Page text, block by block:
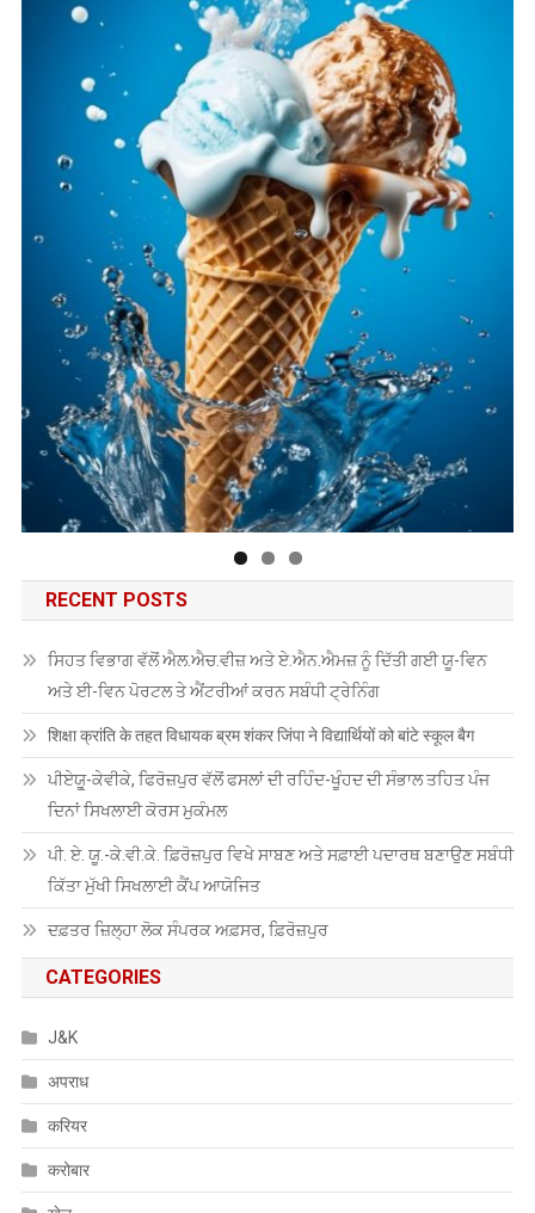
RECENT POSTS
ਸਿਹਤ ਵਿਭਾਗ ਵੱਲੋਂ ਐਲ.ਐਚ.ਵੀਜ਼ ਅਤੇ ਏ.ਐਨ.ਐਮਜ਼ ਨੂੰ ਦਿੱਤੀ ਗਈ ਯੂ-ਵਿਨ
ਅਤੇ ਈ-ਵਿਨ ਪੋਰਟਲ ਤੇ ਐਂਟਰੀਆਂ ਕਰਨ ਸਬੰਧੀ ਟ੍ਰੇਨਿੰਗ
शिक्षा क्रांति के तहत विधायक ब्रम शंकर जिंपा ने विद्यार्थियों को बांटे स्कूल बैग
ਪੀਏਯੂੑ-ਕੇਵੀਕੇ, ਫਿਰੋਜ਼ਪੁਰ ਵੱਲੋਂ ਫਸਲਾਂ ਦੀ ਰਹਿੰਦ-ਖੂੰਹਦ ਦੀ ਸੰਭਾਲ ਤਹਿਤ ਪੰਜ
ਦਿਨਾਂ ਸਿਖਲਾਈ ਕੋਰਸ ਮੁਕੰਮਲ
ਪੀ. ਏ. ਯੂ.-ਕੇ.ਵੀ.ਕੇ. ਫ਼ਿਰੋਜ਼ਪੁਰ ਵਿਖੇ ਸਾਬਣ ਅਤੇ ਸਫ਼ਾਈ ਪਦਾਰਥ ਬਣਾਉਣ ਸਬੰਧੀ
ਕਿੱਤਾ ਮੁੱਖੀ ਸਿਖਲਾਈ ਕੈਂਪ ਆਯੋਜਿਤ
ਦਫ਼ਤਰ ਜ਼ਿਲ੍ਹਾ ਲੋਕ ਸੰਪਰਕ ਅਫ਼ਸਰ, ਫ਼ਿਰੋਜ਼ਪੁਰ
CATEGORIES
J&K
अपराध
करियर
करोबार